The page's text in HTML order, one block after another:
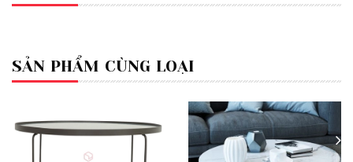
SẢN PHẨM CÙNG LOẠI